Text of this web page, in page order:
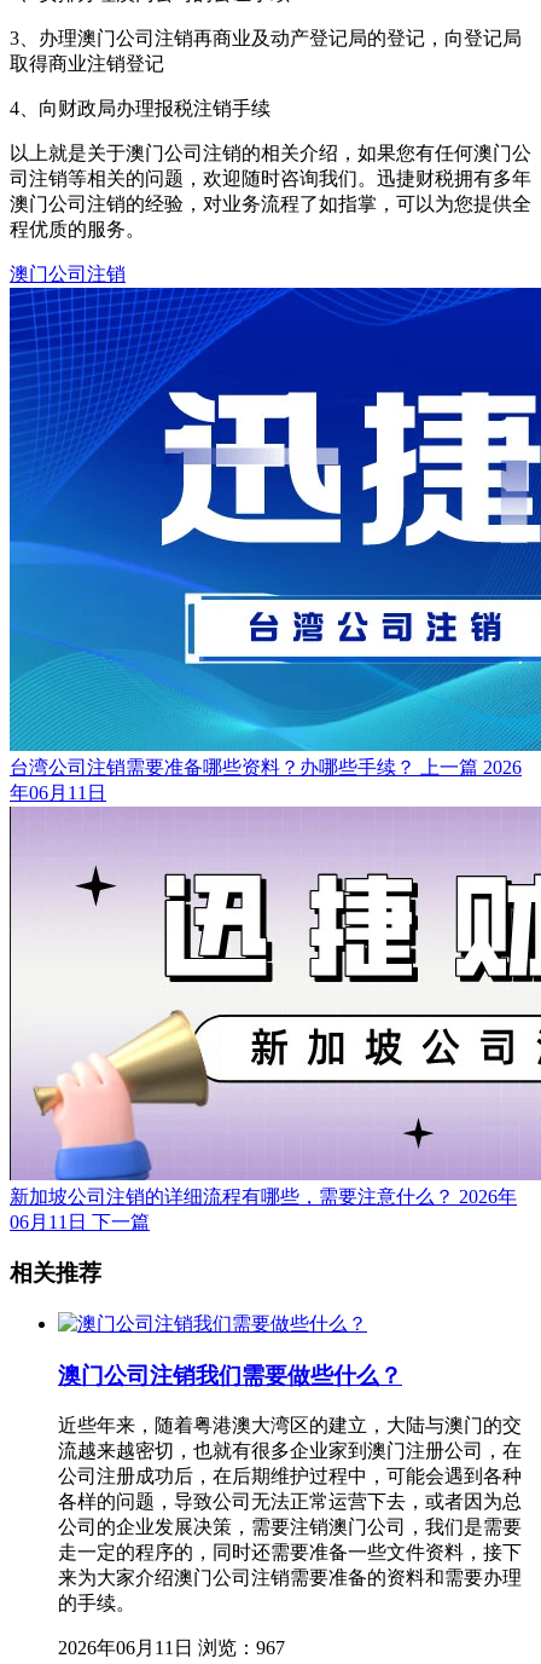
3、办理澳门公司注销再商业及动产登记局的登记，向登记局
取得商业注销登记
4、向财政局办理报税注销手续
以上就是关于澳门公司注销的相关介绍，如果您有任何澳门公
司注销等相关的问题，欢迎随时咨询我们。迅捷财税拥有多年
澳门公司注销的经验，对业务流程了如指掌，可以为您提供全
程优质的服务。
澳门公司注销
台湾公司注销需要准备哪些资料？办哪些手续？ 上一篇 2026
年06月11日
新加坡公司注销的详细流程有哪些，需要注意什么？ 2026年
06月11日 下一篇
相关推荐
澳门公司注销我们需要做些什么？
近些年来，随着粤港澳大湾区的建立，大陆与澳门的交
流越来越密切，也就有很多企业家到澳门注册公司，在
公司注册成功后，在后期维护过程中，可能会遇到各种
各样的问题，导致公司无法正常运营下去，或者因为总
公司的企业发展决策，需要注销澳门公司，我们是需要
走一定的程序的，同时还需要准备一些文件资料，接下
来为大家介绍澳门公司注销需要准备的资料和需要办理
的手续。
2026年06月11日 浏览：967